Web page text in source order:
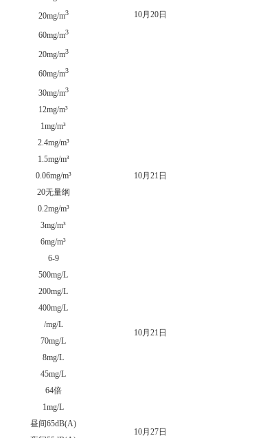
10月20日
20mg/m3
60mg/m3
20mg/m3
60mg/m3
30mg/m3
12mg/m³
10月21日
1mg/m³
2.4mg/m³
1.5mg/m³
0.06mg/m³
20无量纲
0.2mg/m³
3mg/m³
6mg/m³
6-9
10月21日
500mg/L
200mg/L
400mg/L
/mg/L
70mg/L
8mg/L
45mg/L
64倍
1mg/L
昼间65dB(A)
10月27日